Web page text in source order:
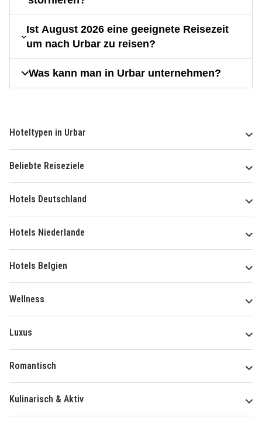
Ist August 2026 eine geeignete Reisezeit
um nach Urbar zu reisen?
Was kann man in Urbar unternehmen?
Hoteltypen in Urbar
Beliebte Reiseziele
Hotels Deutschland
Hotels Niederlande
Hotels Belgien
Wellness
Luxus
Romantisch
Kulinarisch & Aktiv